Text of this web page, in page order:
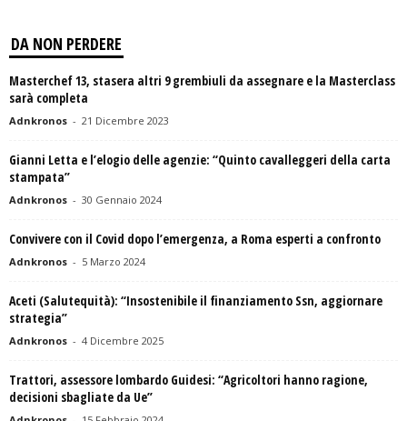
DA NON PERDERE
Masterchef 13, stasera altri 9 grembiuli da assegnare e la Masterclass
sarà completa
Adnkronos - 21 Dicembre 2023
Gianni Letta e l’elogio delle agenzie: “Quinto cavalleggeri della carta
stampata”
Adnkronos - 30 Gennaio 2024
Convivere con il Covid dopo l’emergenza, a Roma esperti a confronto
Adnkronos - 5 Marzo 2024
Aceti (Salutequità): “Insostenibile il finanziamento Ssn, aggiornare
strategia”
Adnkronos - 4 Dicembre 2025
Trattori, assessore lombardo Guidesi: “Agricoltori hanno ragione,
decisioni sbagliate da Ue”